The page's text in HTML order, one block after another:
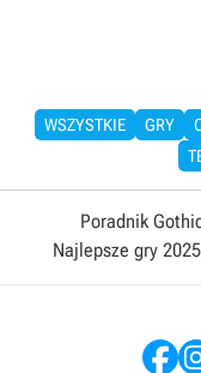
WSZYSTKIE GRY
Poradnik
Najlepsze gry